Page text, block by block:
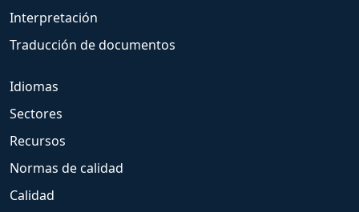
Interpretación
Traducción de documentos
Idiomas
Sectores
Recursos
Normas de calidad
Calidad